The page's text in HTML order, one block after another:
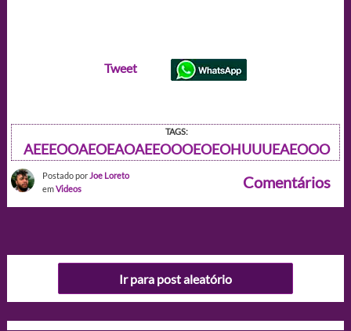
Tweet
TAGS:
AEEEOOAEOEAOAEEOOOEOEOHUUUEAEOOO
Postado por Joe Loreto
emVideos Comentários
Ir para post aleatório